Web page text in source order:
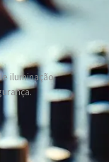
iluminação